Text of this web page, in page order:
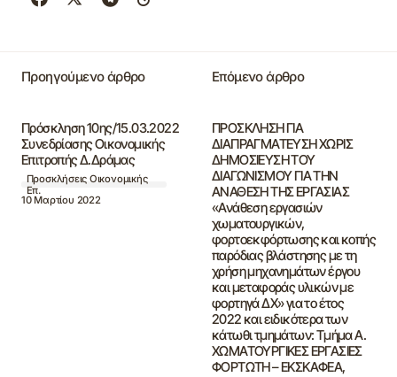
Προηγούμενο άρθρο
Πρόσκληση 10ης/15.03.2022
Συνεδρίασης Οικονομικής
Επιτροπής Δ.Δράμας
Προσκλήσεις Οικονομικής
Επ.
10 Μαρτίου 2022
Επόμενο άρθρο
ΠΡΟΣΚΛΗΣΗ ΓΙΑ
ΔΙΑΠΡΑΓΜΑΤΕΥΣΗ ΧΩΡΙΣ
ΔΗΜΟΣΙΕΥΣΗ ΤΟΥ
ΔΙΑΓΩΝΙΣΜΟΥ ΓΙΑ ΤΗΝ
ΑΝΑΘΕΣΗ ΤΗΣ ΕΡΓΑΣΙΑΣ
«Ανάθεση εργασιών
χωματουργικών,
φορτοεκφόρτωσης και κοπής
παρόδιας βλάστησης με τη
χρήση μηχανημάτων έργου
και μεταφοράς υλικών με
φορτηγά ΔΧ» για το έτος
2022 και ειδικότερα των
κάτωθι τμημάτων: Τμήμα Α.
ΧΩΜΑΤΟΥΡΓΙΚΕΣ ΕΡΓΑΣΙΕΣ
ΦΟΡΤΩΤΗ – ΕΚΣΚΑΦΕΑ,